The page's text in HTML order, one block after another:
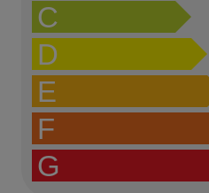
C
D
E
F
G